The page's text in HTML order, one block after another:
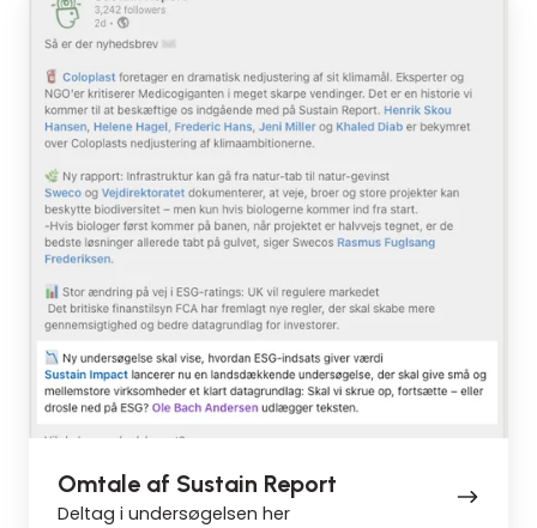
Omtale af Sustain Report
Deltag i undersøgelsen her
Sustain
Report